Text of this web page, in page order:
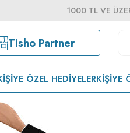
1000 TL VE
Tisho Partner
ÖZEL HEDIYELERKIŞIYE